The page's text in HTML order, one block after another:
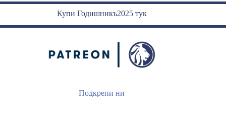
Купи Годишникъ2025 тук
Подкрепи ни